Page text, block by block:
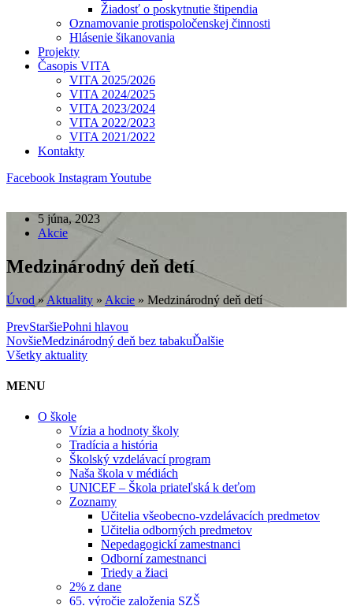
Žiadosť o poskytnutie štipendia
Oznamovanie protispoločenskej činnosti
Hlásenie šikanovania
Projekty
Časopis VITA
VITA 2025/2026
VITA 2024/2025
VITA 2023/2024
VITA 2022/2023
VITA 2021/2022
Kontakty
Facebook InstagramYoutube
5 júna, 2023
Akcie
Medzinárodný deň detí
Úvod »Aktuality » Akcie » Medzinárodný deň detí
PrevStaršiePohni hlavou
NovšieMedzinárodný deň bez tabakuĎalšie
Všetky aktuality
MENU
O škole
Vízia a hodnoty školy
Tradícia a história
Školský vzdelávací program
Naša škola v médiách
UNICEF – Škola priateľská k deťom
Zoznamy
Učitelia všeobecno-vzdelávacích predmetov
Učitelia odborných predmetov
Nepedagogickí zamestnanci
Odborní zamestnanci
Triedy a žiaci
2% z dane
65. výročie založenia SZŠ